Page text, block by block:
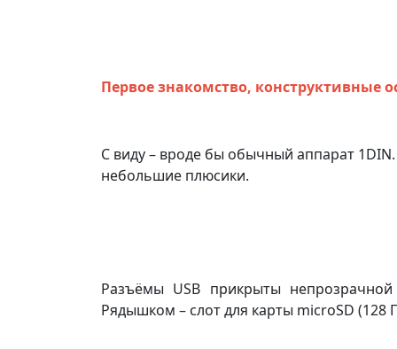
Первое знакомство, конструктивные
С виду – вроде бы обычный аппарат
небольшие плюсики.
Разъёмы USB прикрыты непрозрачной
Рядышком – слот для карты microSD